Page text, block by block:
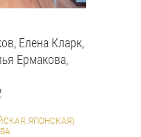
Елена Кларк,
Ермакова,
ЯПОНСКАЯ)